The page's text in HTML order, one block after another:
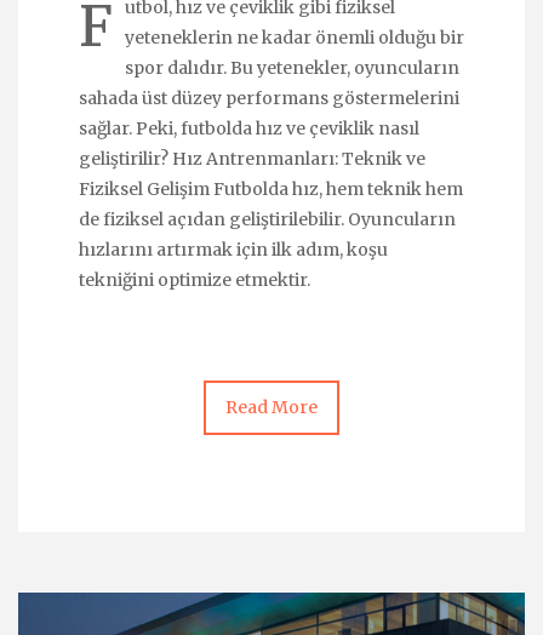
F
utbol, hız ve çeviklik gibi fiziksel
yeteneklerin ne kadar önemli olduğu bir
spor dalıdır. Bu yetenekler, oyuncuların
sahada üst düzey performans göstermelerini
sağlar. Peki, futbolda hız ve çeviklik nasıl
geliştirilir? Hız Antrenmanları: Teknik ve
Fiziksel Gelişim Futbolda hız, hem teknik hem
de fiziksel açıdan geliştirilebilir. Oyuncuların
hızlarını artırmak için ilk adım, koşu
tekniğini optimize etmektir.
Read More